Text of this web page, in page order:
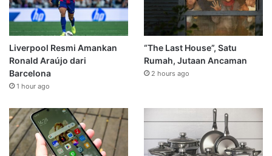
Liverpool Resmi Amankan
Ronald Araújo dari
Barcelona
1 hour ago
“The Last House”, Satu
Rumah, Jutaan Ancaman
2 hours ago